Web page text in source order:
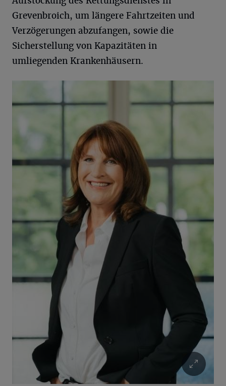
Grevenbroich, um längere Fahrtzeiten und
Verzögerungen abzufangen, sowie die
Sicherstellung von Kapazitäten in
umliegenden Krankenhäusern.